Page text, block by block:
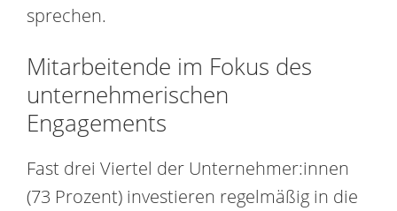
sprechen.
Mitarbeitende im Fokus des
unternehmerischen
Engagements
Fast drei Viertel der Unternehmer:innen
(73 Prozent) investieren regelmäßig in die